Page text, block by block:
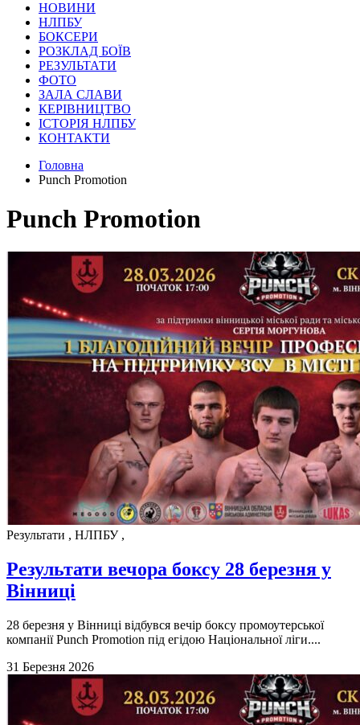
НОВИНИ
НЛПБУ
БОКСЕРИ
РОЗКЛАД БОЇВ
РЕЗУЛЬТАТИ
ФОТО
ЗАЛА СЛАВИ
КЕРІВНИЦТВО
ІСТОРІЯ НЛПБУ
КОНТАКТИ
Головна
Punch Promotion
Punch Promotion
Результати , НЛПБУ ,
Результати вечора боксу 28 березня у
Вінниці
28 березня у Вінниці відбувся вечір боксу промоутерської
компанії Punch Promotion під егідою Національної ліги....
31 Березня 2026